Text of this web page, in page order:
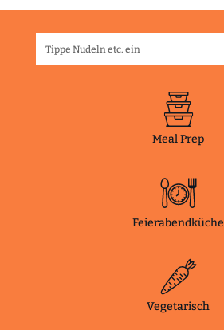
Meal Prep
Feierabendküche
Vegetarisch